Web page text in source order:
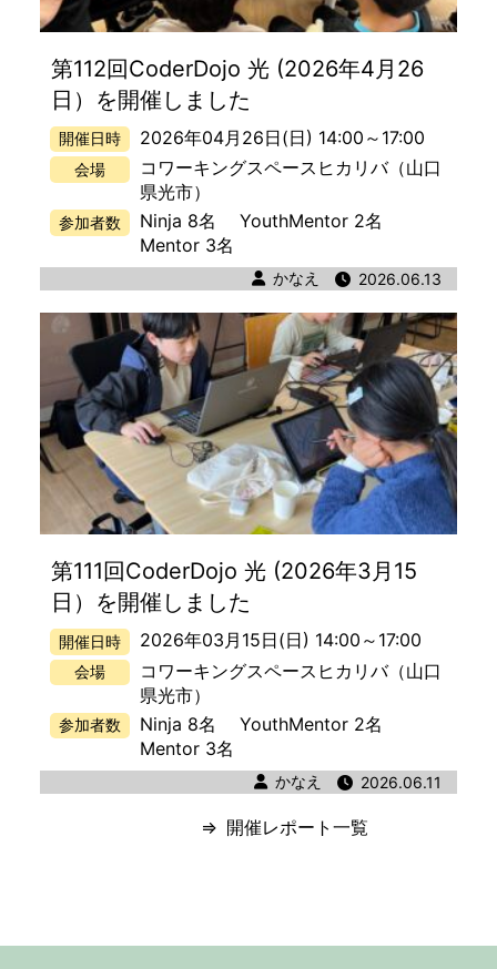
第112回CoderDojo 光 (2026年4月26
日）を開催しました
開催日時 2026年04月26日(日) 14:00 ～ 17:00
会場 コワーキングスペースヒカリバ（山口
県光市）
参加者数 Ninja 8名
YouthMentor 2名
Mentor 3名
著者
かなえ 公開日時
2026.06.13
第111回CoderDojo 光 (2026年3月15
日）を開催しました
開催日時 2026年03月15日(日) 14:00 ～ 17:00
会場 コワーキングスペースヒカリバ（山口
県光市）
参加者数 Ninja 8名
YouthMentor 2名
Mentor 3名
著者
かなえ 公開日時
2026.06.11
開催レポート一覧